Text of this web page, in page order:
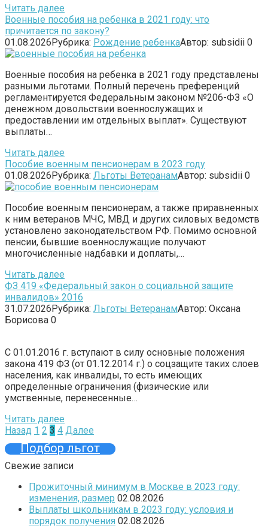
Читать далее
Военные пособия на ребенка в 2021 году: что
причитается по закону?
01.08.2026Рубрика: Рождение ребенкаАвтор: subsidii 0
Военные пособия на ребенка в 2021 году представлены
разными льготами. Полный перечень преференций
регламентируется Федеральным законом №206-ФЗ «О
денежном довольствии военнослужащих и
предоставлении им отдельных выплат». Существуют
выплаты…
Читать далее
Пособие военным пенсионерам в 2023 году
01.08.2026Рубрика: Льготы ВетеранамАвтор: subsidii 0
Пособие военным пенсионерам, а также приравненных
к ним ветеранов МЧС, МВД и других силовых ведомств
установлено законодательством РФ. Помимо основной
пенсии, бывшие военнослужащие получают
многочисленные надбавки и доплаты,…
Читать далее
ФЗ 419 «Федеральный закон о социальной защите
инвалидов» 2016
31.07.2026Рубрика: Льготы ВетеранамАвтор: Оксана
Борисова 0
С 01.01.2016 г. вступают в силу основные положения
закона 419 ФЗ (от 01.12.2014 г.) о соцзащите таких слоев
населения, как инвалиды, то есть имеющих
определенные ограничения (физические или
умственные, перенесенные…
Читать далее
Пагинация
записей
Назад 1 2 3 4 Далее
Подбор льгот
Свежие записи
Прожиточный минимум в Москве в 2023 году:
изменения, размер 02.08.2026
Выплаты школьникам в 2023 году: условия и
порядок получения 02.08.2026